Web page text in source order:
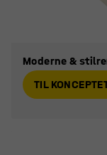
Moderne &
TIL